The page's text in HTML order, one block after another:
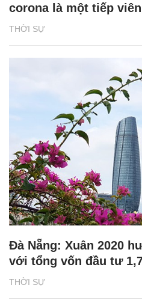
THỜI SỰ
corona là một tiếp
THỜI SỰ
Đà Nẵng: Xuân 2020
với tổng vốn đầu tư